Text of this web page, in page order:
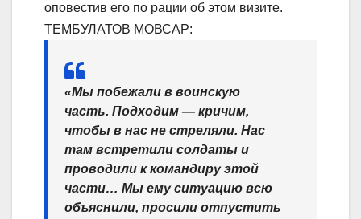
оповестив его по рации об этом визите.
ТЕМБУЛАТОВ МОВСАР:
«Мы побежали в воинскую
часть. Подходим — кричим,
чтобы в нас не стреляли. Нас
там встретили солдаты и
проводили к командиру этой
части… Мы ему ситуацию всю
объяснили, просили отпустить